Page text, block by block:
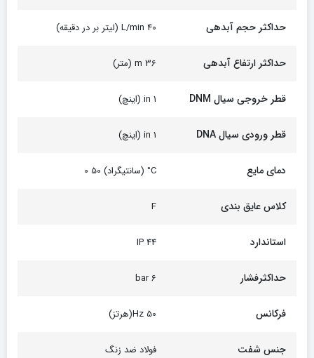
حداکثر حجم آبدهی 40 L/min (لیتر بر در دقیقه)
حداکثر ارتفاع آبدهی 36 m (متر)
قطر خروجی سیال DNM 1 in (اینچ)
قطر ورودی سیال DNA 1 in (اینچ)
دمای مایع C° (سانتیگراد) 50 0
کلاس عایق بندی F
استاندارد 44 IP
حداکثرفشار 6 bar
فرکانس 50 Hz(هرتز)
جنس شفت فولاد ضد زنگ